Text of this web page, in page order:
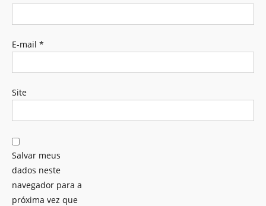
E-mail *
Site
Salvar meus
dados neste
navegador para a
próxima vez que